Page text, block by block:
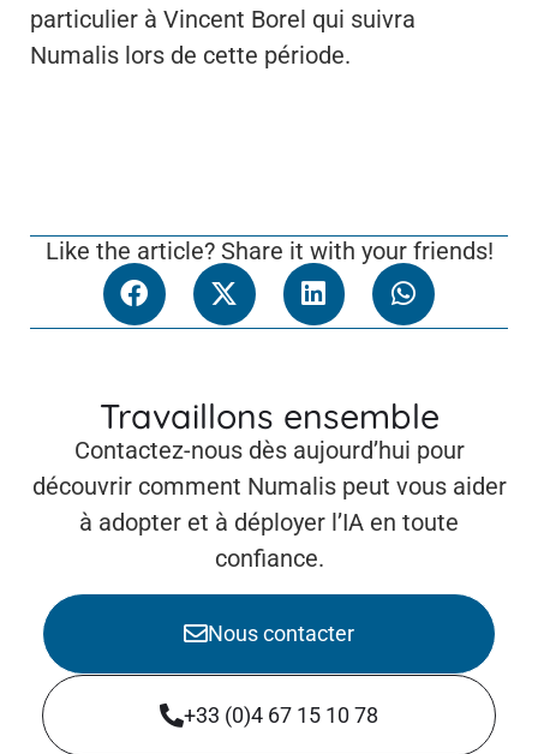
particulier à Vincent Borel qui suivra
Numalis lors de cette période.
Like the article? Share it with your friends!
Travaillons ensemble
Contactez-nous dès aujourd’hui pour
découvrir comment Numalis peut vous aider
à adopter et à déployer l’IA en toute
confiance.
Nous contacter
+33 (0)4 67 15 10 78